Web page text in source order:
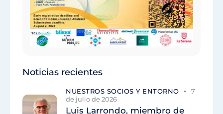
Noticias recientes
NUESTROS SOCIOS Y ENTORNO
7
de julio de 2026
Luis Larrondo, miembro de